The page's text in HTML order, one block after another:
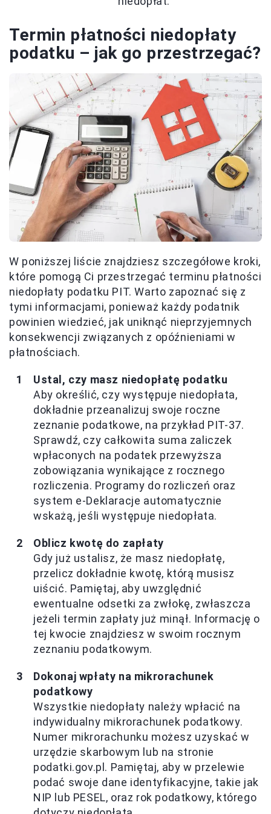
Termin płatności niedopłaty
podatku – jak go przestrzegać?
W poniższej liście znajdziesz szczegółowe kroki,
które pomogą Ci przestrzegać terminu płatności
niedopłaty podatku PIT. Warto zapoznać się z
tymi informacjami, ponieważ każdy podatnik
powinien wiedzieć, jak uniknąć nieprzyjemnych
konsekwencji związanych z opóźnieniami w
płatnościach.
Ustal, czy masz niedopłatę podatku
Aby określić, czy występuje niedopłata,
dokładnie przeanalizuj swoje roczne
zeznanie podatkowe, na przykład PIT-37.
Sprawdź, czy całkowita suma zaliczek
wpłaconych na podatek przewyższa
zobowiązania wynikające z rocznego
rozliczenia. Programy do rozliczeń oraz
system e-Deklaracje automatycznie
wskażą, jeśli występuje niedopłata.
Oblicz kwotę do zapłaty
Gdy już ustalisz, że masz niedopłatę,
przelicz dokładnie kwotę, którą musisz
uiścić. Pamiętaj, aby uwzględnić
ewentualne odsetki za zwłokę, zwłaszcza
jeżeli termin zapłaty już minął. Informację o
tej kwocie znajdziesz w swoim rocznym
zeznaniu podatkowym.
Dokonaj wpłaty na mikrorachunek
podatkowy
Wszystkie niedopłaty należy wpłacić na
indywidualny mikrorachunek podatkowy.
Numer mikrorachunku możesz uzyskać w
urzędzie skarbowym lub na stronie
podatki.gov.pl. Pamiętaj, aby w przelewie
podać swoje dane identyfikacyjne, takie jak
NIP lub PESEL, oraz rok podatkowy, którego